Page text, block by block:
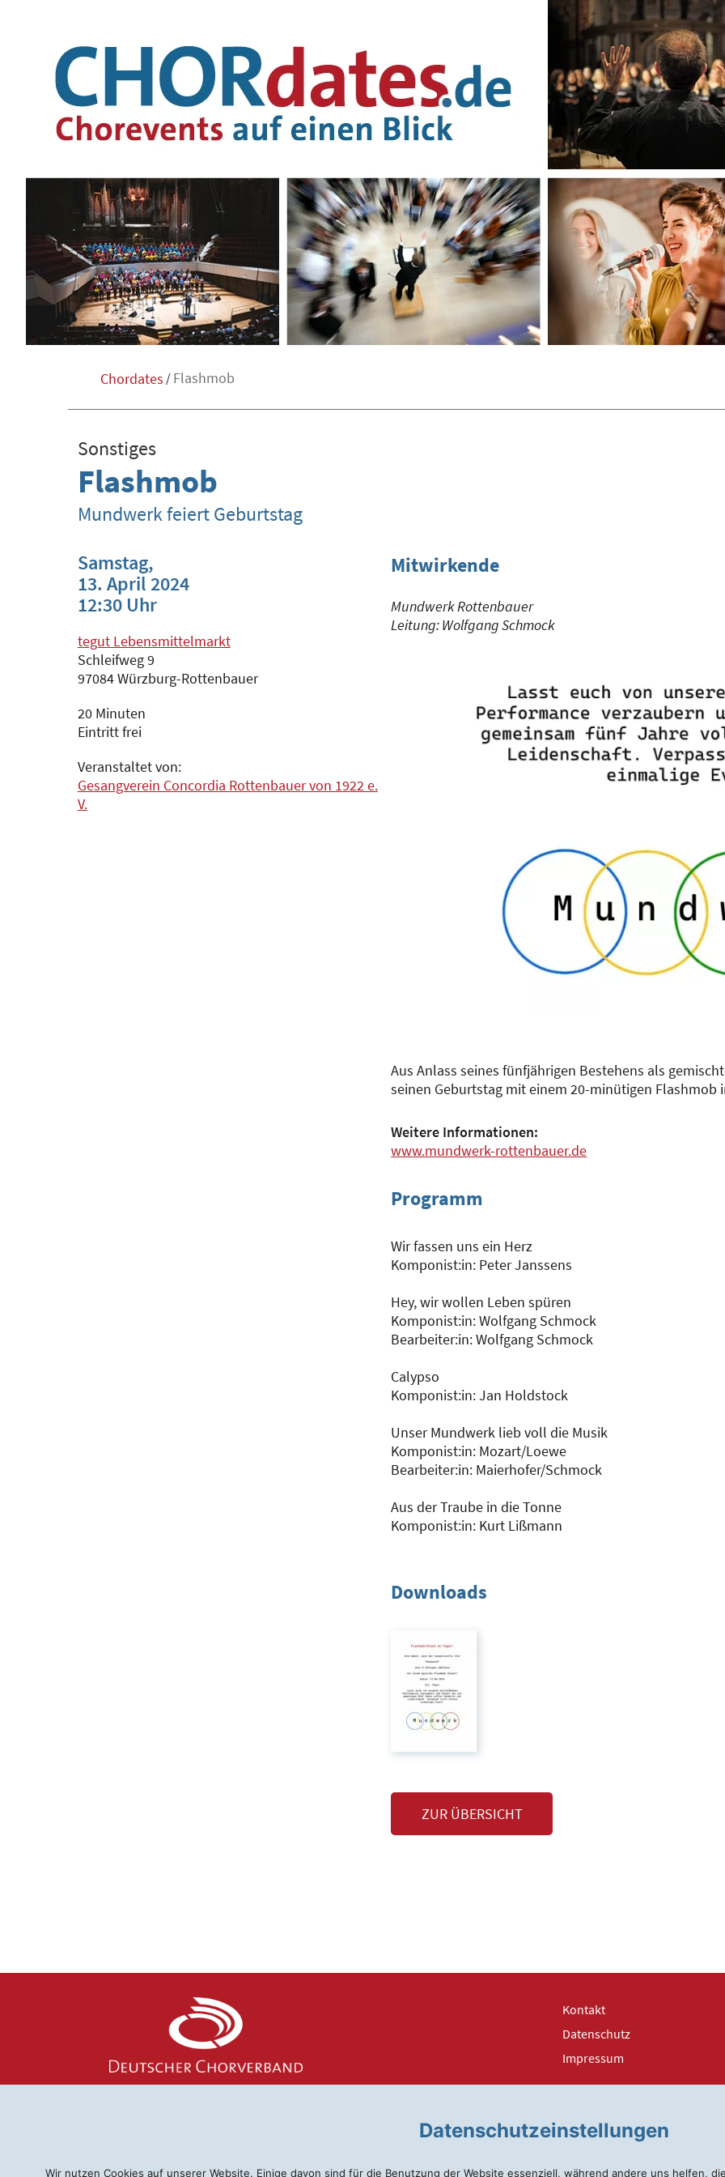
Chordates / Flashmob
Sonstiges
Flashmob
Mundwerk feiert Geburtstag
Samstag,
13. April 2024
12:30 Uhr
tegut Lebensmittelmarkt
Schleifweg 9
97084 Würzburg-Rottenbauer
20 Minuten
Eintritt frei
Veranstaltet von:
Gesangverein Concordia Rottenbauer von 1922 e.
V.
Mitwirkende
Mundwerk Rottenbauer
Leitung: Wolfgang Schmock
Aus Anlass seines fünfjährigen Bestehens als
seinen Geburtstag mit einem 20-minütigen
Weitere Informationen:
www.mundwerk-rottenbauer.de
Programm
Wir fassen uns ein Herz
Komponist:in: Peter Janssens
Hey, wir wollen Leben spüren
Komponist:in: Wolfgang Schmock
Bearbeiter:in: Wolfgang Schmock
Calypso
Komponist:in: Jan Holdstock
Unser Mundwerk lieb voll die Musik
Komponist:in: Mozart/Loewe
Bearbeiter:in: Maierhofer/Schmock
Aus der Traube in die Tonne
Komponist:in: Kurt Lißmann
Downloads
ZUR ÜBERSICHT
Datenschutzeinstellungen
Wir nutzen Cookies auf unserer Website. Einige davon sind für die Benutzung der Website essenziell, während andere uns helfen,
Kontakt
Datenschutz
Impressum